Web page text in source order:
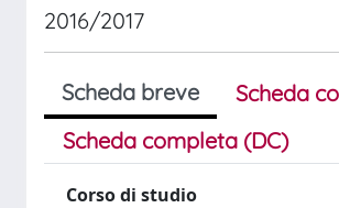
2016/2017
Scheda breve
Scheda
Scheda completa (DC)
Corso di studio